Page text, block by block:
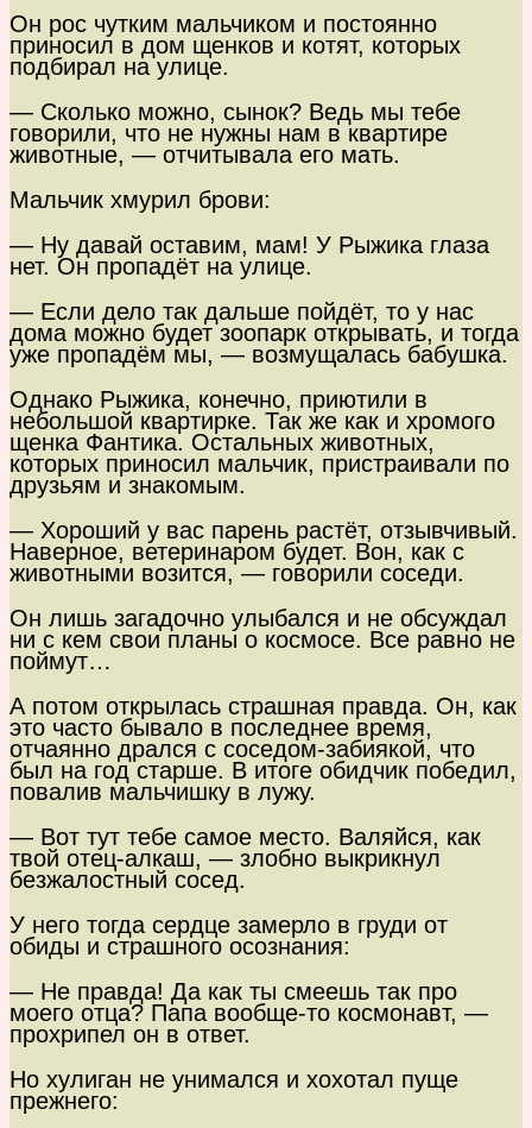
Он рос чутким мальчиком и постоянно
приносил в дом щенков и котят, которых
подбирал на улице.
— Сколько можно, сынок? Ведь мы тебе
говорили, что не нужны нам в квартире
животные, — отчитывала его мать.
Мальчик хмурил брови:
— Ну давай оставим, мам! У Рыжика глаза
нет. Он пропадёт на улице.
— Если дело так дальше пойдёт, то у нас
дома можно будет зоопарк открывать, и тогда
уже пропадём мы, — возмущалась бабушка.
Однако Рыжика, конечно, приютили в
небольшой квартирке. Так же как и хромого
щенка Фантика. Остальных животных,
которых приносил мальчик, пристраивали по
друзьям и знакомым.
— Хороший у вас парень растёт, отзывчивый.
Наверное, ветеринаром будет. Вон, как с
животными возится, — говорили соседи.
Он лишь загадочно улыбался и не обсуждал
ни с кем свои планы о космосе. Все равно не
поймут…
А потом открылась страшная правда. Он, как
это часто бывало в последнее время,
отчаянно дрался с соседом-забиякой, что
был на год старше. В итоге обидчик победил,
повалив мальчишку в лужу.
— Вот тут тебе самое место. Валяйся, как
твой отец-алкаш, — злобно выкрикнул
безжалостный сосед.
У него тогда сердце замерло в груди от
обиды и страшного осознания:
— Не правда! Да как ты смеешь так про
моего отца? Папа вообще-то космонавт, —
прохрипел он в ответ.
Но хулиган не унимался и хохотал пуще
прежнего: